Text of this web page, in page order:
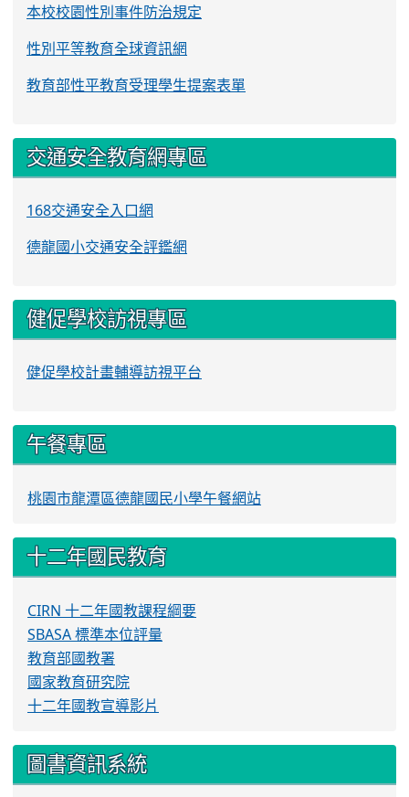
本校校園性別事件防治規定
性別平等教育全球資訊網
教育部性平教育受理學生提案表單
交通安全教育網專區
168交通安全入口網
德龍國小交通安全評鑑網
健促學校訪視專區
健促學校計畫輔導訪視平台
午餐專區
桃園市龍潭區德龍國民小學午餐網站
十二年國民教育
CIRN 十二年國教課程綱要
SBASA 標準本位評量
教育部國教署
國家教育研究院
十二年國教宣導影片
圖書資訊系統